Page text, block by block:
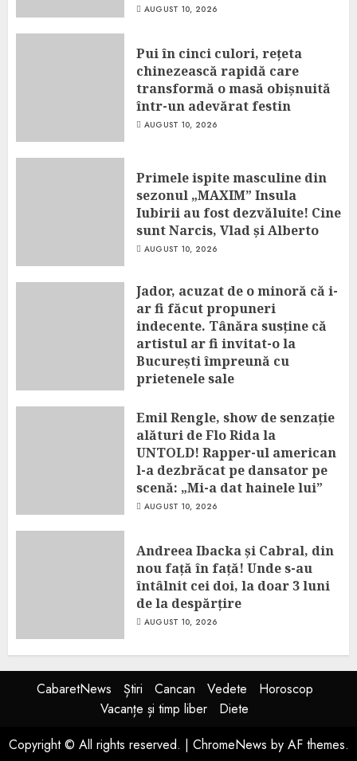
AUGUST 10, 2026
Pui în cinci culori, rețeta
chinezească rapidă care
transformă o masă obișnuită
într-un adevărat festin
AUGUST 10, 2026
Primele ispite masculine din
sezonul „MAXIM” Insula
Iubirii au fost dezvăluite! Cine
sunt Narcis, Vlad și Alberto
AUGUST 10, 2026
Jador, acuzat de o minoră că i-
ar fi făcut propuneri
indecente. Tânăra susține că
artistul ar fi invitat-o la
București împreună cu
prietenele sale
Emil Rengle, show de senzație
alături de Flo Rida la
UNTOLD! Rapper-ul american
l-a dezbrăcat pe dansator pe
scenă: „Mi-a dat hainele lui”
AUGUST 10, 2026
Andreea Ibacka și Cabral, din
nou față în față! Unde s-au
întâlnit cei doi, la doar 3 luni
de la despărțire
AUGUST 10, 2026
CabaretNews Știri Cancan Vedete
Horoscop
Vacanțe și timp liber
Diete
Copyright © All rights reserved. | ChromeNews by AF themes.